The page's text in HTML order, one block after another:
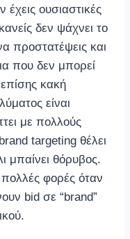
έχεις ουσιαστικές
δεν ψάχνει το
προστατέψεις και
που δεν μπορεί
επίσης κακή
είναι
με πολλούς
targeting θέλει
μπαίνει θόρυβος.
φορές όταν
bid σε “brand”